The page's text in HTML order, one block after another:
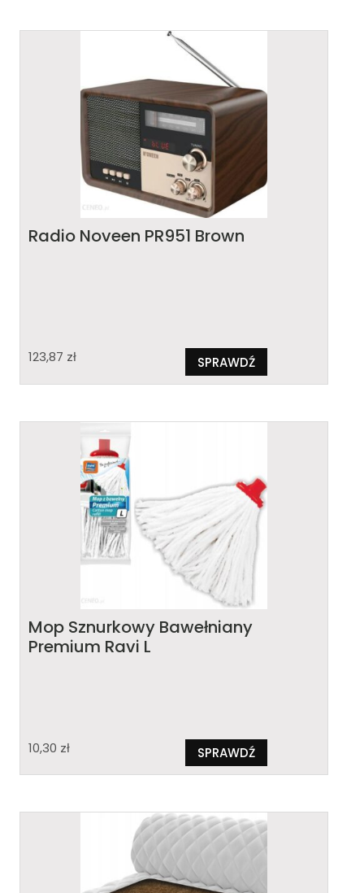
Radio Noveen PR951 Brown
123,87 zł SPRAWDŹ
Mop Sznurkowy Bawełniany
Premium Ravi L
10,30 zł SPRAWDŹ